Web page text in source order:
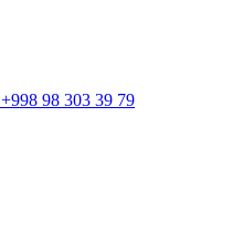
+998 98 303 39 79